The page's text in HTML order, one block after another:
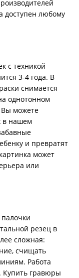
доступен любому
с техникой
3-4 года. В
снимается
однотонном
Вы можете
в нашем
и превратят
может
или
резец в
сложная:
счищать
Работа
Купить гравюры